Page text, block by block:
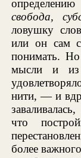
свобода,
ловушку
или он сам
понимать. Но
мысли и из
нити, — и
что
более